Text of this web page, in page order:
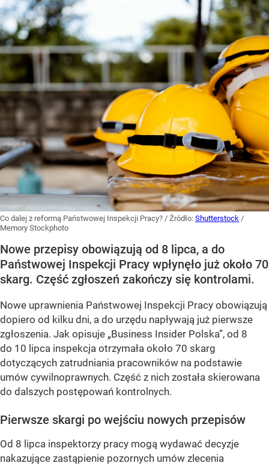
Co dalej z reformą Państwowej Inspekcji Pracy? / Źródło: Shutterstock /
Memory Stockphoto
Nowe przepisy obowiązują od 8 lipca, a do
Państwowej Inspekcji Pracy wpłynęło już około 70
skarg. Część zgłoszeń zakończy się kontrolami.
Nowe uprawnienia Państwowej Inspekcji Pracy obowiązują
dopiero od kilku dni, a do urzędu napływają już pierwsze
zgłoszenia. Jak opisuje „Business Insider Polska”, od 8
do 10 lipca inspekcja otrzymała około 70 skarg
dotyczących zatrudniania pracowników na podstawie
umów cywilnoprawnych. Część z nich została skierowana
do dalszych postępowań kontrolnych.
Pierwsze skargi po wejściu nowych przepisów
Od 8 lipca inspektorzy pracy mogą wydawać decyzje
nakazujące zastąpienie pozornych umów zlecenia